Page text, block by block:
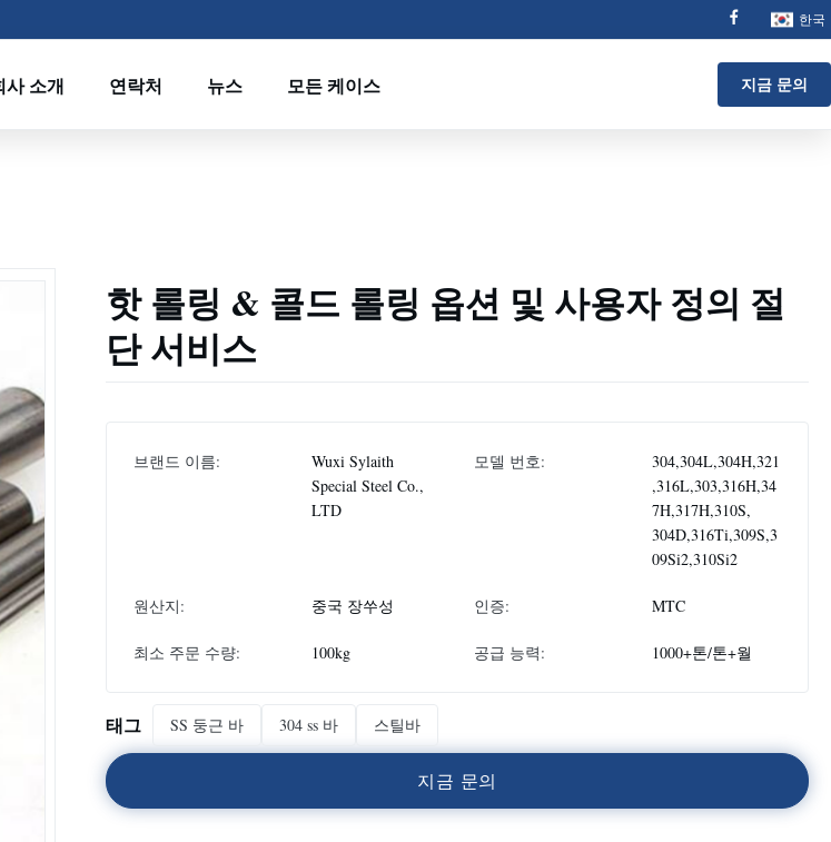
한국
사 소개 연락처 뉴스 모든 케이스 지금 문의
핫 롤링 & 콜드 롤링 옵션 및 사용자 정의 절
단 서비스
브랜드 이름:
Wuxi Sylaith
Special Steel Co.,
LTD
모델 번호:
304,304L,304H,321
,316L,303,316H,34
7H,317H,310S,
304D,316Ti,309S,3
09Si2,310Si2
원산지: 중국 장쑤성 인증: MTC
최소 주문 수량: 100kg 공급 능력: 1000+톤/톤+월
태그 SS 둥근 바 304 ss 바 스틸바
지금 문의